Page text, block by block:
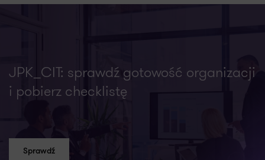
JPK_CIT: sprawdź gotowość organizacji
i pobierz checklistę
Sprawdź